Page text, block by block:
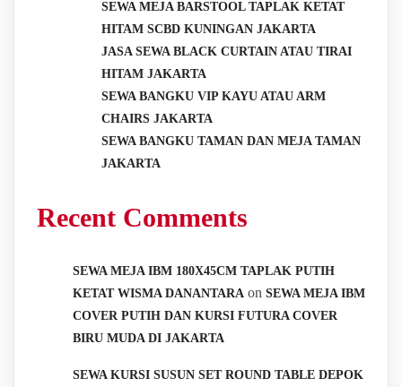
SEWA MEJA BARSTOOL TAPLAK KETAT
HITAM SCBD KUNINGAN JAKARTA
JASA SEWA BLACK CURTAIN ATAU TIRAI
HITAM JAKARTA
SEWA BANGKU VIP KAYU ATAU ARM
CHAIRS JAKARTA
SEWA BANGKU TAMAN DAN MEJA TAMAN
JAKARTA
Recent Comments
SEWA MEJA IBM 180X45CM TAPLAK PUTIH
KETAT WISMA DANANTARA on SEWA MEJA IBM
COVER PUTIH DAN KURSI FUTURA COVER
BIRU MUDA DI JAKARTA
SEWA KURSI SUSUN SET ROUND TABLE DEPOK